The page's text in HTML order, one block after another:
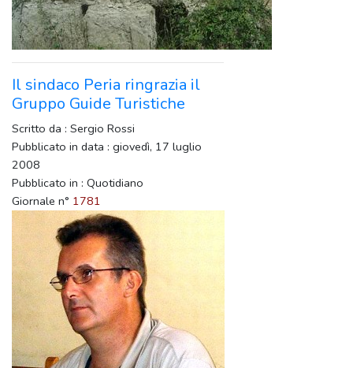
Il sindaco Peria ringrazia il
Gruppo Guide Turistiche
Scritto da : Sergio Rossi
Pubblicato in data : giovedì, 17 luglio
2008
Pubblicato in : Quotidiano
Giornale n° 1781